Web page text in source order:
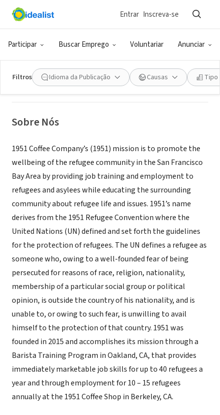
Participar Buscar Emprego Voluntariar Anunciar
Entrar Inscreva-se
Filtros Idioma da Publicação Causas Tipo
ONG (SETOR SOCIAL)
1951 Coffee Company
Sobre Nós
1951 Coffee Company’s (1951) mission is to promote the
wellbeing of the refugee community in the San Francisco
Bay Area by providing job training and employment to
refugees and asylees while educating the surrounding
community about refugee life and issues. 1951’s name
derives from the 1951 Refugee Convention where the
United Nations (UN) defined and set forth the guidelines
for the protection of refugees. The UN defines a refugee as
someone who, owing to a well-founded fear of being
persecuted for reasons of race, religion, nationality,
membership of a particular social group or political
opinion, is outside the country of his nationality, and is
unable to, or owing to such fear, is unwilling to avail
himself to the protection of that country. 1951 was
founded in 2015 and accomplishes its mission through a
Barista Training Program in Oakland, CA, that provides
immediately marketable job skills for up to 40 refugees a
year and through employment for 10 – 15 refugees
annually at the 1951 Coffee Shop in Berkeley, CA.